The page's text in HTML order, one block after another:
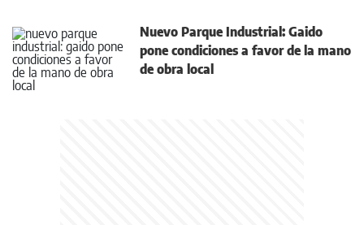
Nuevo Parque Industrial: Gaido
pone condiciones a favor de la mano
de obra local